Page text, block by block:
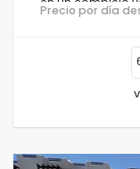
una zona
Precio por día